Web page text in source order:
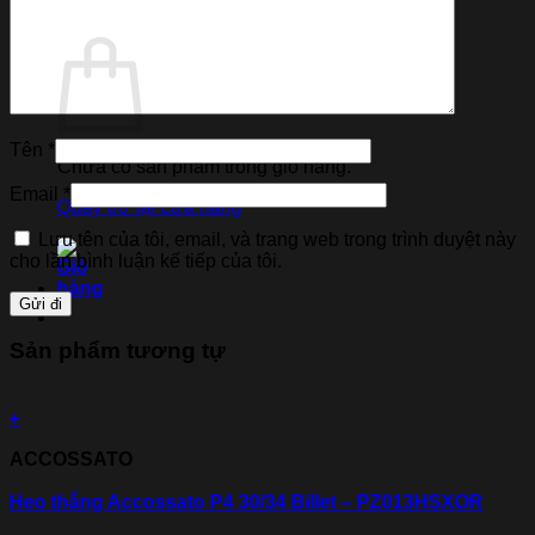
Chưa có sản phẩm trong giỏ hàng.
Quay trở lại cửa hàng
Tên *
Email *
Lưu tên của tôi, email, và trang web trong trình duyệt này
cho lần bình luận kế tiếp của tôi.
Sản phẩm tương tự
+
ACCOSSATO
Heo thắng Accossato P4 30/34 Billet – PZ013HSXOR